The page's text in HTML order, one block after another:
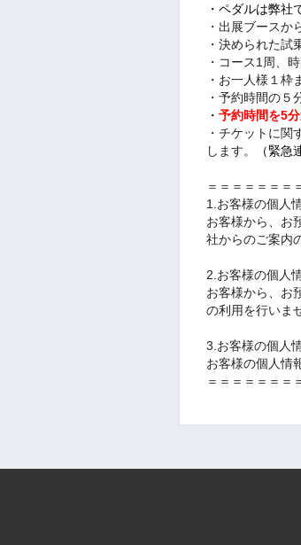
・ペダルは弊社
・出展ブースか
・決められた試
・コース1周、
・お一人様１枠
・予約時間の５
・ 予約時間を5
・チケットに
します。
（緊
＝＝＝＝＝＝＝
1.お客様の個人
お客様から、お
社からのご案内
2.お客様の個人
お客様から、お
の利用を行いま
3.お客様の個人
お客様の個人情
＝＝＝＝＝＝＝